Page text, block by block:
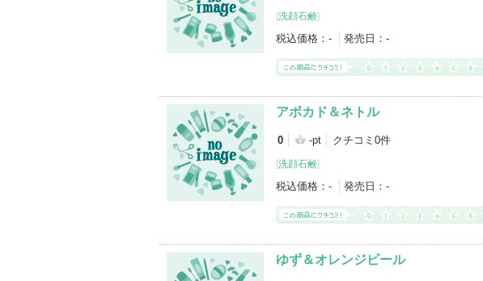
[洗顔石鹸]
税込価格： - 発売日： -
アボカド＆ネトル
0 -pt クチコミ0件
[洗顔石鹸]
税込価格： - 発売日： -
ゆず＆オレンジピール